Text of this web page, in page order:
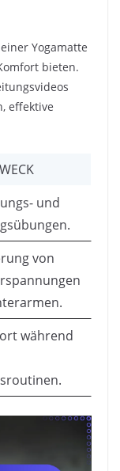
Yogamatte
bieten.
effektive
und
von
während